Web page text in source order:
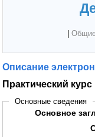
Описание
Практический
Основные сведения
Основное